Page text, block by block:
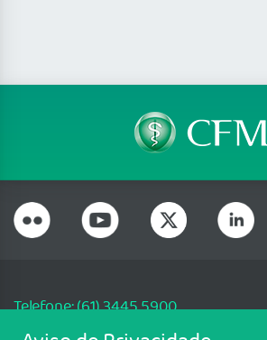
Telefone: (61) 3445 5900
Email: cfm@portalmedico.org.br